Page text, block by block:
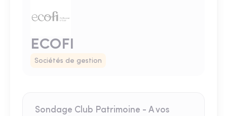
ECOFI
Sociétés de gestion
Sondage Club Patrimoine - A vos